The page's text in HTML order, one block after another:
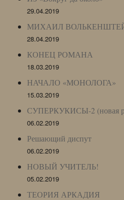
29.04.2019
МИХАИЛ
28.04.2019
КОНЕЦ РОМАНА
18.03.2019
НАЧАЛО «МОНОЛОГА»
15.03.2019
СУПЕРКУКИСЫ-2 (новая
06.02.2019
Решающий диспут
06.02.2019
НОВЫЙ УЧИТЕЛЬ!
05.02.2019
ТЕОРИЯ АРКАДИЯ